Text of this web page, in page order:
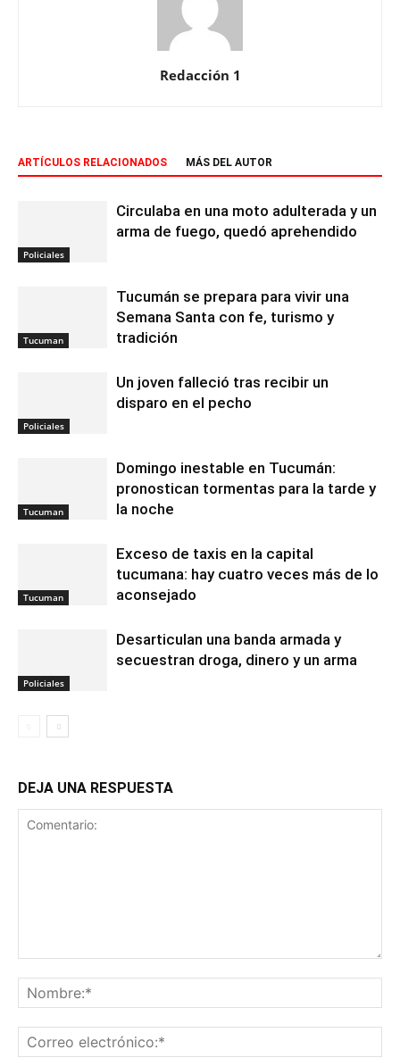
Redacción 1
ARTÍCULOS RELACIONADOS MÁS DEL AUTOR
Policiales
Circulaba en una moto adulterada y un
arma de fuego, quedó aprehendido
Tucuman
Tucumán se prepara para vivir una
Semana Santa con fe, turismo y
tradición
Policiales
Un joven falleció tras recibir un
disparo en el pecho
Tucuman
Domingo inestable en Tucumán:
pronostican tormentas para la tarde y
la noche
Tucuman
Exceso de taxis en la capital
tucumana: hay cuatro veces más de lo
aconsejado
Policiales
Desarticulan una banda armada y
secuestran droga, dinero y un arma
DEJA UNA RESPUESTA